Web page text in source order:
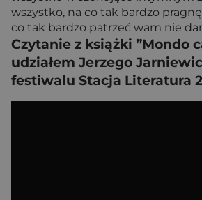
wszystko, na co tak bardzo
co tak bardzo patrzeć wam nie
Czytanie z książki ”Mondo
udziałem Jerzego
festiwalu Stacja Literatura